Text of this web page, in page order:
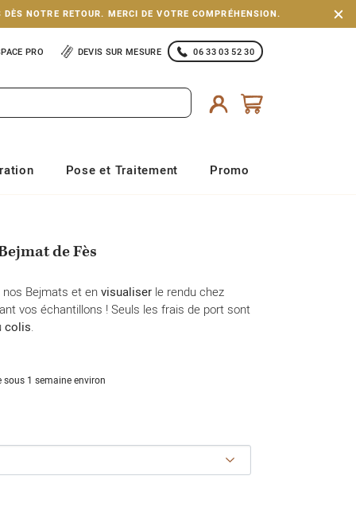
NOTRE RETOUR. MERCI DE VOTRE COMPRÉHENSION.
PRO DEVIS SUR MESURE 06 33 03 52 30
Pose et Traitement Promo
de Fès
Bejmats et envisualiser le rendu chez
vos échantillons ! Seuls les frais de port sont
colis.
1 semaine environ